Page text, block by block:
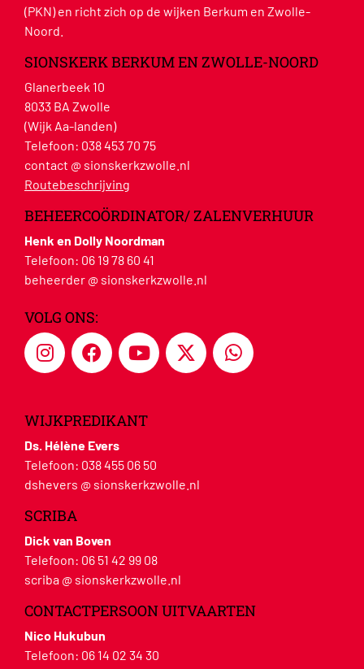
(PKN) en richt zich op de wijken Berkum en Zwolle-
Noord.
SIONSKERK BERKUM EN ZWOLLE-NOORD
Glanerbeek 10
8033 BA Zwolle
(Wijk Aa-landen)
Telefoon: 038 453 70 75
contact @ sionskerkzwolle.nl
Routebeschrijving
BEHEERCOÖRDINATOR/ ZALENVERHUUR
Henk en Dolly Noordman
Telefoon: 06 19 78 60 41
beheerder @ sionskerkzwolle.nl
VOLG ONS:
WIJKPREDIKANT
Ds. Hélène Evers
Telefoon: 038 455 06 50
dshevers @ sionskerkzwolle.nl
SCRIBA
Dick van Boven
Telefoon: 06 51 42 99 08
scriba @ sionskerkzwolle.nl
CONTACTPERSOON UITVAARTEN
Nico Hukubun
Telefoon: 06 14 02 34 30